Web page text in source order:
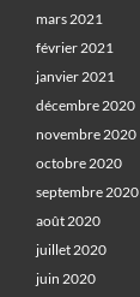
mars 2021
février 2021
janvier 2021
décembre 2020
novembre 2020
octobre 2020
septembre 2020
août 2020
juillet 2020
juin 2020